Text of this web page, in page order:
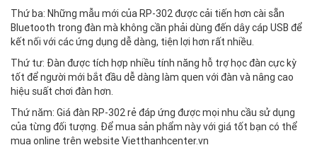
Thứ ba: Những mẫu mới của RP-302 được cải tiến hơn cài sẵn
Bluetooth trong đàn mà không cần phải dùng đến dây cáp USB để
kết nối với các ứng dụng dễ dàng, tiện lợi hơn rất nhiều.
Thứ tư: Đàn được tích hợp nhiều tính năng hỗ trợ học đàn cực kỳ
tốt để người mới bắt đầu dễ dàng làm quen với đàn và nâng cao
hiệu suất chơi đàn hơn.
Thứ năm: Giá đàn RP-302 rẻ đáp ứng được mọi nhu cầu sử dụng
của từng đối tượng. Để mua sản phẩm này với giá tốt bạn có thể
mua online trên website Vietthanhcenter.vn